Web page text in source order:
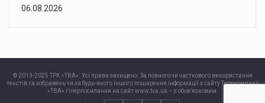
06.08.2026
© 2013-2025 ТРК «ТВА». Усі права захищено. За повного чи часткового використання
текстів та зображень чи за будь-якого іншого поширення інформації з сайту Телекомпанії
«ТВА» гіперпосилання на сайт www.tva.ua – є обов’язковим.